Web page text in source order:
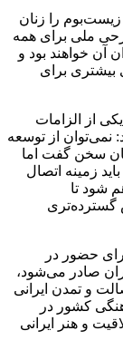
زیست‌بوم را زنان
ملی برای همه
آن خواهند بود و
برای
از الزامات
از توسعه
سخن گفت اما
زمینه اتصال
شود تا
گسترده‌تری
حضور در
صادر می‌شود،
و تمدن ایرانی
کشور در
و هنر ایرانی